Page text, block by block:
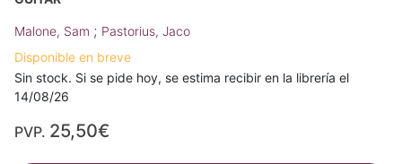
Malone, Sam ; Pastorius, Jaco
Disponible en breve
Sin stock. Si se pide hoy, se estima recibir en la librería el
14/08/26
PVP. 25,50€